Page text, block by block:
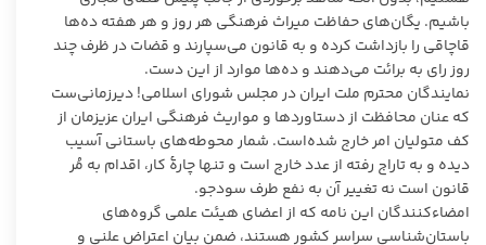
باشیم. یگان‌های حفاظت میراث فرهنگی هر روز و هر هفته ده‌ها
قاچاقی را بازداشت کرده و به قانون می‌سپارند و قضات در ظرف چند
روز رای به برائت می‌دهند و ده‌ها موارد از این دست.
نمایندگان محترم ملت ایران در مجلس شورای اسلامی! دیرزمانی‌ست
که عنان محافظت از دستاوردها و مواریث فرهنگی ایران عزیزمان از
کف متولیان امر خارج شده‌است. شمار محوطه‌های باستانی آسیب
دیده و به تاراج رفته از عدد خارج است و تنها چارۀ کار، اقدام به مُر
قانون است نه تغییر آن به نفع طرف سودجو.
امضاء‌کنندگان این نامه که از اعضای هیئت علمی گروه‌های
باستان‌شناسی سراسر کشور هستند، ضمن بیان اعتراض علنی و